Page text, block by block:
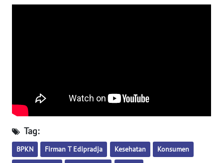
Tag:
BPKN Firman T Edipradja Kesehatan Konsumen
WN
SUMSEL
WN
BENGKULU